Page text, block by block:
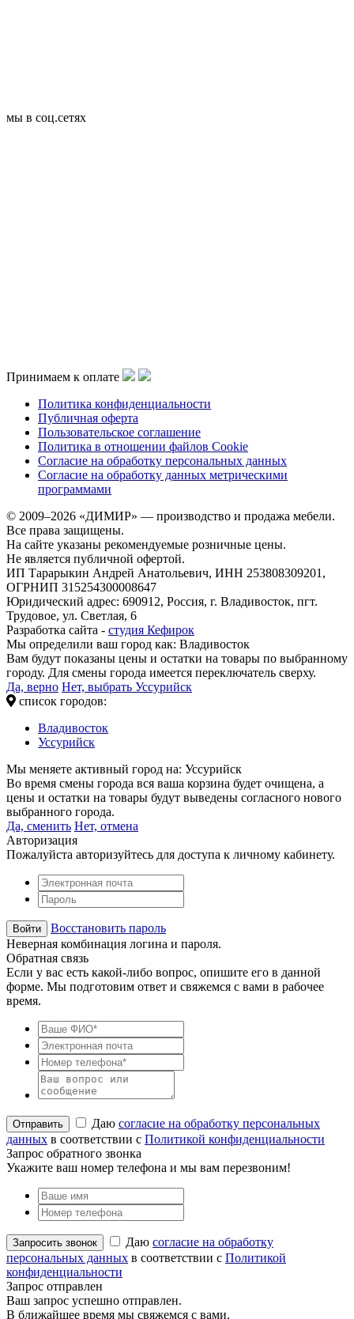
мы в соц.сетях
Принимаем к оплате
Политика конфиденциальности
Публичная оферта
Пользовательское соглашение
Политика в отношении файлов Cookie
Согласие на обработку персональных данных
Согласие на обработку данных метрическими
программами
© 2009–2026 «ДИМИР» — производство и продажа мебели.
Все права защищены.
На сайте указаны рекомендуемые розничные цены.
Не является публичной офертой.
ИП Тарарыкин Андрей Анатольевич, ИНН 253808309201,
ОГРНИП 315254300008647
Юридический адрес: 690912, Россия, г. Владивосток, пгт.
Трудовое, ул. Светлая, 6
Разработка сайта - студия Кефирок
Мы определили ваш город как: Владивосток
Вам будут показаны цены и остатки на товары по выбранному
городу. Для смены города имеется переключатель сверху.
Да, верно Нет, выбрать Уссурийск
список городов:
Владивосток
Уссурийск
Мы меняете активный город на: Уссурийск
Во время смены города вся ваша корзина будет очищена, а
цены и остатки на товары будут выведены согласного нового
выбранного города.
Да, сменить Нет, отмена
Авторизация
Пожалуйста авторизуйтесь для доступа к личному кабинету.
Восстановить пароль
Неверная комбинация логина и пароля.
Обратная связь
Если у вас есть какой-либо вопрос, опишите его в данной
форме. Мы подготовим ответ и свяжемся с вами в рабочее
время.
Даю согласие на обработку персональных
данных в соответствии с Политикой конфиденциальности
Запрос обратного звонка
Укажите ваш номер телефона и мы вам перезвоним!
Даю согласие на обработку
персональных данных в соответствии с Политикой
конфиденциальности
Запрос отправлен
Ваш запрос успешно отправлен.
В ближайшее время мы свяжемся с вами.